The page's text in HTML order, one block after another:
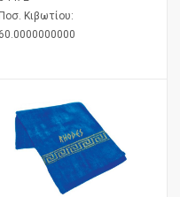
Ποσ. Κιβωτίου:
60.0000000000